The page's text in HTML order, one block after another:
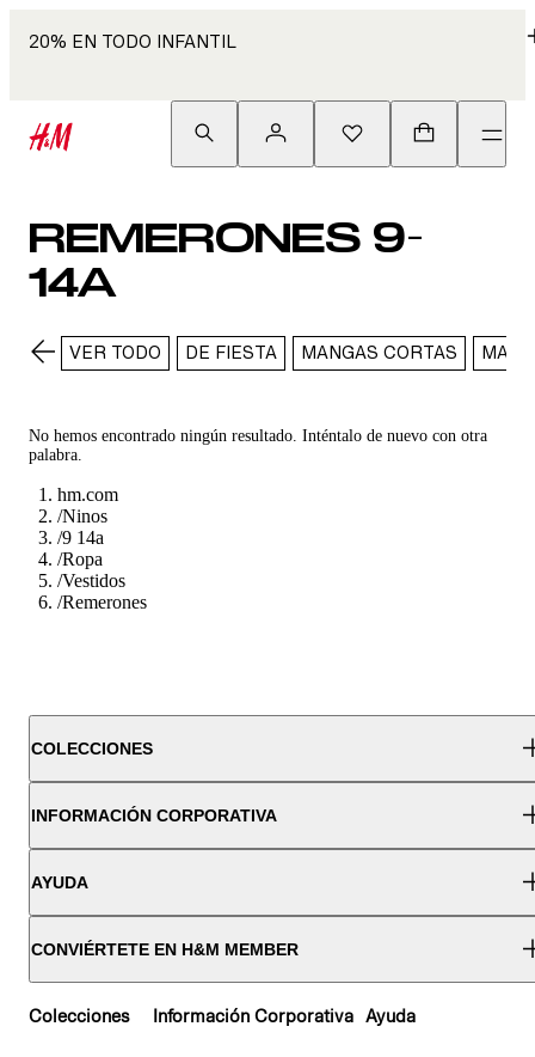
20% EN TODO INFANTIL
REMERONES 9-
14A
VER TODO DE FIESTA MANGAS CORTAS
No hemos encontrado ningún resultado. Inténtalo de nuevo con otra
palabra.
hm.com
/Ninos
/9 14a
/Ropa
/Vestidos
/Remerones
COLECCIONES
INFORMACIÓN CORPORATIVA
AYUDA
CONVIÉRTETE EN H&M MEMBER
Colecciones Información Corporativa Ayuda